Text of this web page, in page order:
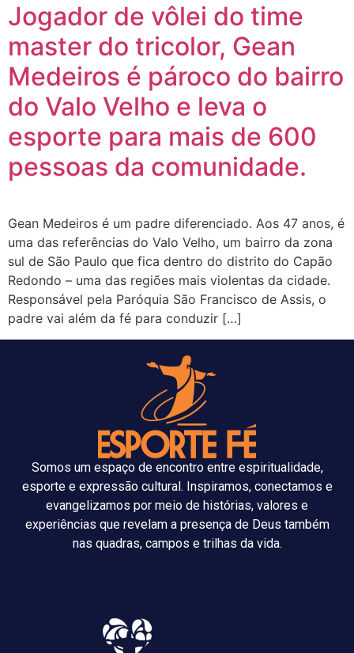
Jogador de vôlei do time
master do tricolor, Gean
Medeiros é pároco do bairro
do Valo Velho e leva o
esporte para mais de 600
pessoas da comunidade.
Gean Medeiros é um padre diferenciado. Aos 47 anos, é
uma das referências do Valo Velho, um bairro da zona
sul de São Paulo que fica dentro do distrito do Capão
Redondo – uma das regiões mais violentas da cidade.
Responsável pela Paróquia São Francisco de Assis, o
padre vai além da fé para conduzir […]
Somos um espaço de encontro entre espiritualidade,
esporte e expressão cultural. Inspiramos, conectamos e
evangelizamos por meio de histórias, valores e
experiências que revelam a presença de Deus também
nas quadras, campos e trilhas da vida.